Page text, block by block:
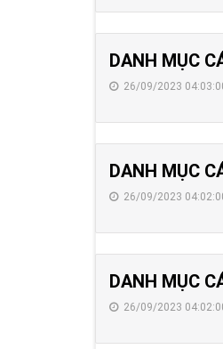
DANH MỤC
26/09/2023
DANH MỤC
26/09/2023
DANH MỤC
26/09/2023